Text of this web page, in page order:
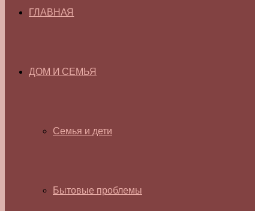
ГЛАВНАЯ
ДОМ И СЕМЬЯ
Семья и дети
Бытовые проблемы